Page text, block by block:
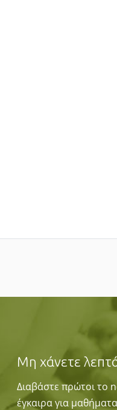
Μη χάνετε
Διαβάστε πρώτοι το
έγκαιρα για